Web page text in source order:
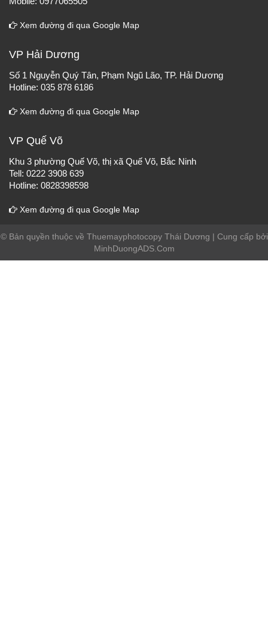
Xem đường đi qua Google Map
VP Hải Dương
Số 1 Nguyễn Quý Tân, Phạm Ngũ Lão, TP. Hải Dương
Hotline: 035 878 6186
Xem đường đi qua Google Map
VP Quế Võ
Khu 3 phường Quế Võ, thị xã Quế Võ, Bắc Ninh
Tell: 0222 3908 639
Hotline: 0828398598
Xem đường đi qua Google Map
© Bản quyền thuộc về Thuemayphotocopy Thái Dương | Cung cấp bởi
MinhDuongADS.Com